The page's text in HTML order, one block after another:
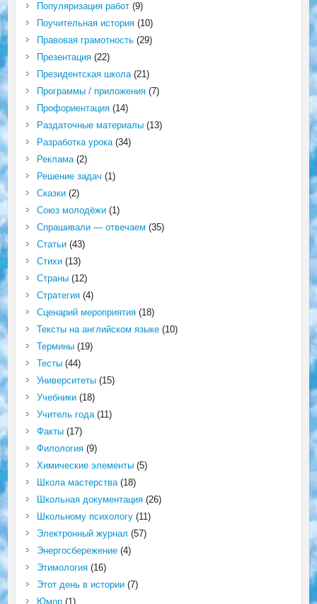
Популяризация работ(9)
Поучительная история(10)
Правовая грамотность(29)
Презентация(22)
Президентская школа(21)
Программы / приложения(7)
Профориентация(14)
Раздаточные материалы(13)
Разработка урока(34)
Реклама(2)
Решение задач (1)
Сказки(2)
Союз молодёжи(1)
Спрашивали — отвечаем (35)
Статьи(43)
Стихи(13)
Страны(12)
Стратегия(4)
Сценарий мероприятия(18)
Тексты на английском языке(10)
Термины(19)
Тесты(44)
Университеты(15)
Учебники(18)
Учитель года(11)
Факты(17)
Филология(9)
Химические элементы(5)
Школа мастерства(18)
Школьная документация(26)
Школьному психологу(11)
Электронный журнал (57)
Энергосбережение(4)
Этимология(16)
Этот день в истории(7)
Юмор(1)